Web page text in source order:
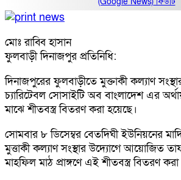
মোঃ রাব্বি হাসান
ফুলবাড়ী দিনাজপুর প্রতিনিধি:
দিনাজপুরের ফুলবাড়ীতে মুক্তাকী কল্যাণ
চ্যারিটেবল সোসাইটি অব বাংলাদেশ এর
মাঝে শীতবস্ত্র বিতরণ করা হয়েছে।
সোমবার ৮ ডিসেম্বর বেতদিঘী ইউনিয়নের
মুত্তাকী কল্যাণ সংস্থার উদ্যোগে আয়োজিত
মাহফিল মাঠ প্রাঙ্গণে এই শীতবস্ত্র বিতরণ